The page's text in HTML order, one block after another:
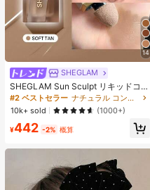
14
SHEGLAM
SHEGLAM Sun Sculpt リキッドコン
ター-Soft Tan ノーズシャドウ シェ
ーディング 女性と女の子のためのブ
ランドビューティーコスメメイクア
ップ
#2 ベストセラー
ナチュラル コントゥア＆ブロンザー
10k+ sold
(1000+)
¥442 -2% 概算